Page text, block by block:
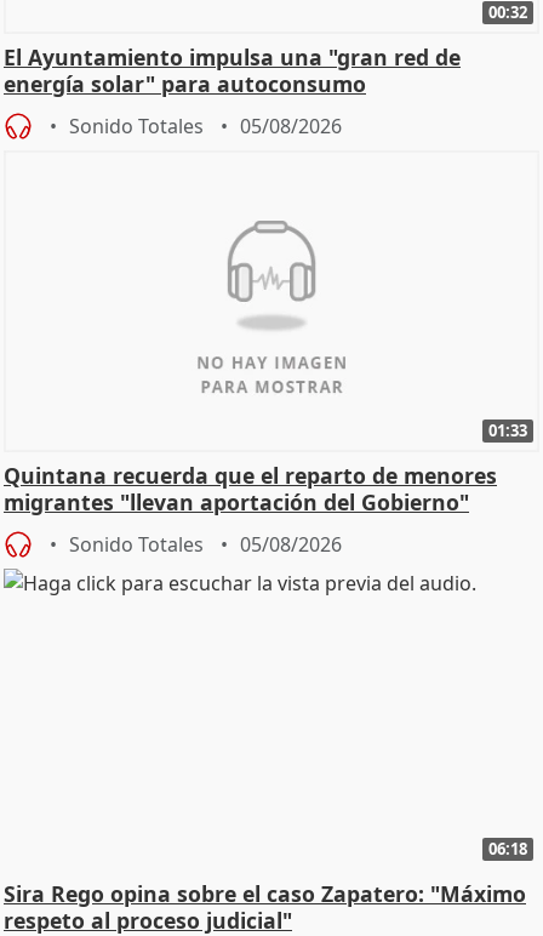
00:32
El Ayuntamiento impulsa una "gran red de
energía solar" para autoconsumo
Sonido Totales 05/08/2026
01:33
Quintana recuerda que el reparto de menores
migrantes "llevan aportación del Gobierno"
central
Sonido Totales 05/08/2026
06:18
Sira Rego opina sobre el caso Zapatero: "Máximo
respeto al proceso judicial"